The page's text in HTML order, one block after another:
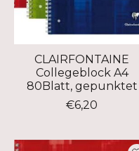
CLAIRFONTAINE
Collegeblock A4
80Blatt, gepunktet
€6,20